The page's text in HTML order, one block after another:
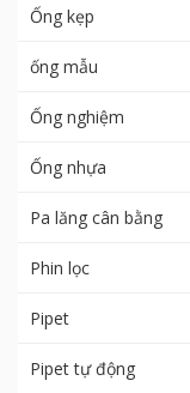
Ống kẹp
ống mẫu
Ống nghiệm
Ống nhựa
Pa lăng cân bằng
Phin lọc
Pipet
Pipet tự động